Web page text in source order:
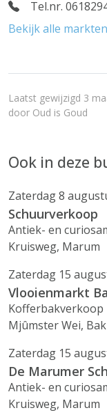
Tel.nr.
Bekijk alle
Laatst gewijzigd 3
door Oud is Goud
Ook in deze
Zaterdag 8
Schuurverkoop
Antiek- en
Kruisweg, Marum
Zaterdag 15
Vlooienmarkt
Kofferbakverkoop
Mjûmster Wei,
Zaterdag 15
De Marumer
Antiek- en
Kruisweg, Marum